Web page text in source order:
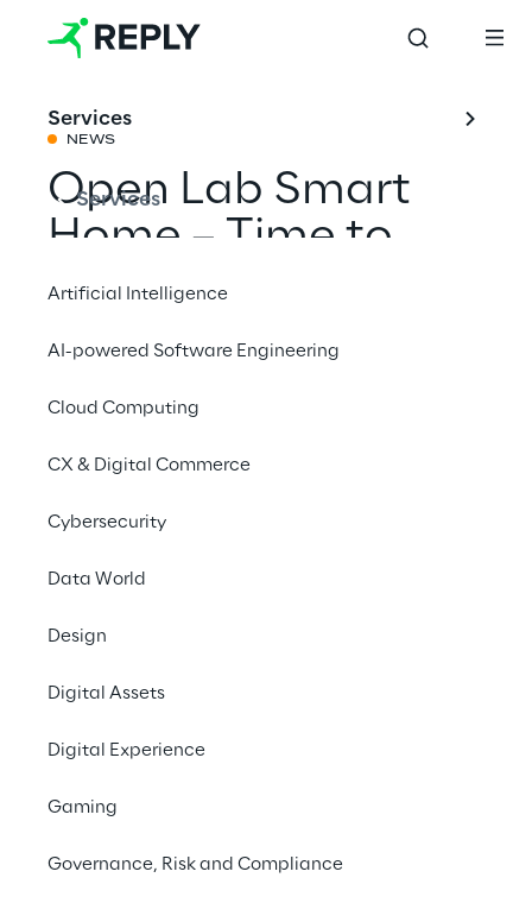
Services
Services
Artificial Intelligence
AI-powered Software Engineering
Cloud Computing
CX & Digital Commerce
Cybersecurity
Data World
Design
Digital Assets
Digital Experience
Gaming
Governance, Risk and Compliance
NEWS
Open Lab Smart
Home – Time to
HACK!
Events
Internet of Things